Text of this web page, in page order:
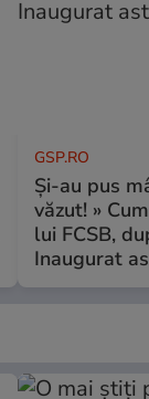
GSP.RO
Și-au pus
văzut! »
lui FCSB,
Inaugurat